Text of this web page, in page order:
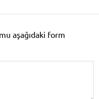
aşağıdaki form